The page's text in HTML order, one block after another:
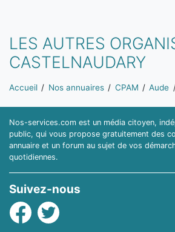
LES AUTRES
CASTELNAUDARY
Vous êtes ici:
Accueil Nos annuaires CPAM Aude
Nos-services.com est un média citoyen,
public, qui vous propose gratuitement des
annuaire et un forum au sujet de vos
quotidiennes.
Suivez-nous
Facebook
Twitter